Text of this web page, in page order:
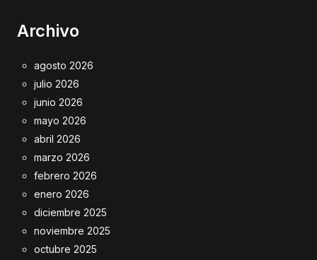
Archivo
agosto 2026
julio 2026
junio 2026
mayo 2026
abril 2026
marzo 2026
febrero 2026
enero 2026
diciembre 2025
noviembre 2025
octubre 2025